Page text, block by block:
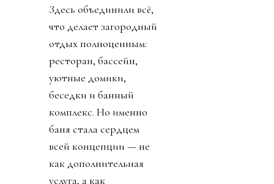
Здесь объединили всё,
что делает загородный
отдых полноценным:
ресторан, бассейн,
уютные домики,
беседки и банный
комплекс. Но именно
баня стала сердцем
всей концепции — не
как дополнительная
услуга, а как